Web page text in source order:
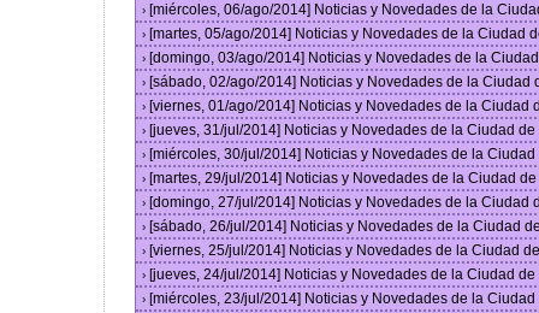
› [miércoles, 06/ago/2014] Noticias y Novedades de la
› [martes, 05/ago/2014] Noticias y Novedades de la Ciudad
› [domingo, 03/ago/2014] Noticias y Novedades de la
› [sábado, 02/ago/2014] Noticias y Novedades de la Ciudad
› [viernes, 01/ago/2014] Noticias y Novedades de la Ciudad
› [jueves, 31/jul/2014] Noticias y Novedades de la Ciudad
› [miércoles, 30/jul/2014] Noticias y Novedades de la
› [martes, 29/jul/2014] Noticias y Novedades de la Ciudad
› [domingo, 27/jul/2014] Noticias y Novedades de la Ciudad
› [sábado, 26/jul/2014] Noticias y Novedades de la Ciudad
› [viernes, 25/jul/2014] Noticias y Novedades de la Ciudad
› [jueves, 24/jul/2014] Noticias y Novedades de la Ciudad
› [miércoles, 23/jul/2014] Noticias y Novedades de la